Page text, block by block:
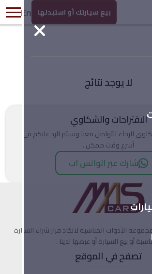
بيع سيارتك أو استبدلها En
لا يوجد نتائج
الاقتراحات والشكاوي
الرجاء التواصل معنا وسيتم الرد عليكم في
أسرع وقت ممكن .
شارك عبر الواتس اب
الأدوات المناسبة لاتخاذ قرار شراء السيارة
أو بيع السيارة أو عرضها لدينا .
تصفح في الموقع